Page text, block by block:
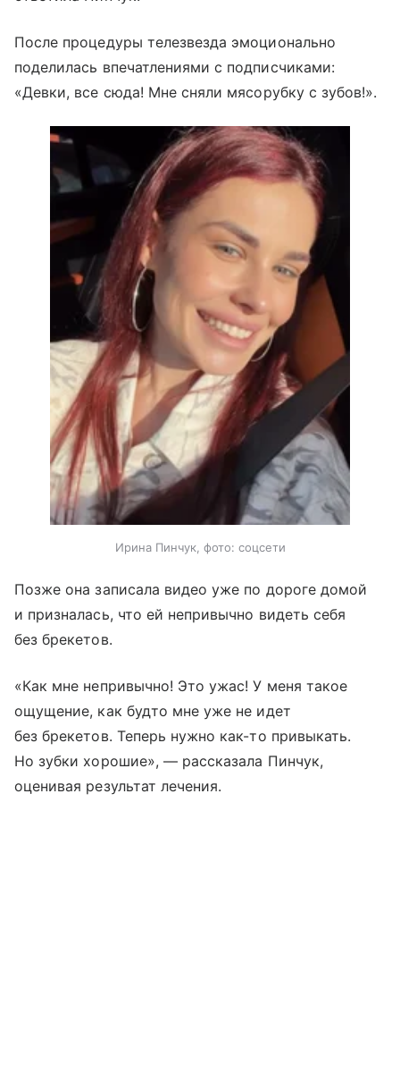
После процедуры телезвезда эмоционально
поделилась впечатлениями с подписчиками:
«Девки, все сюда! Мне сняли мясорубку с зубов!».
Ирина Пинчук, фото: соцсети
Позже она записала видео уже по дороге домой
и призналась, что ей непривычно видеть себя
без брекетов.
«Как мне непривычно! Это ужас! У меня такое
ощущение, как будто мне уже не идет
без брекетов. Теперь нужно как-то привыкать.
Но зубки хорошие», — рассказала Пинчук,
оценивая результат лечения.